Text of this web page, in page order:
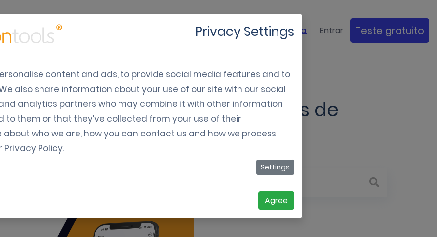
Indústria
Estudos de
Caso
Empresa Entrar Teste gratuito
de clientes com cartões de
e cartões de carimbo digitais
Privacy Settings
content and ads, to provide social media features and to
also share information about your use of our site with our social
analytics partners who may combine it with other information
to them or that they’ve collected from your use of their
about who we are, how you can contact us and how we process
Privacy Policy.
Settings
Agree